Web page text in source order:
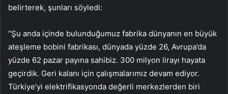
belirterek, şunları söyledi:
“Şu anda içinde bulunduğumuz fabrika dünyanın en büyük
ateşleme bobini fabrikası, dünyada yüzde 26, Avrupa’da
yüzde 62 pazar payına sahibiz. 300 milyon lirayı hayata
geçirdik. Geri kalanı için çalışmalarımız devam ediyor.
Türkiye’yi elektrifikasyonda değerli merkezlerden biri